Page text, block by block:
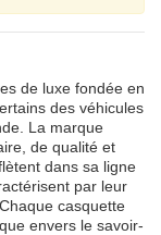
de luxe fondée en
des véhicules
La marque
de qualité et
dans sa ligne
par leur
casquette
envers le savoir-